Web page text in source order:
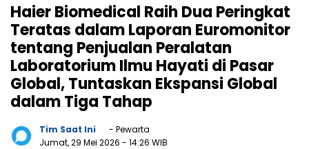
Haier Biomedical Raih Dua Peringkat
Teratas dalam Laporan Euromonitor
tentang Penjualan Peralatan
Laboratorium Ilmu Hayati di Pasar
Global, Tuntaskan Ekspansi Global
dalam Tiga Tahap
Tim Saat Ini
- Pewarta
Jumat, 29 Mei 2026 - 14:26 WIB